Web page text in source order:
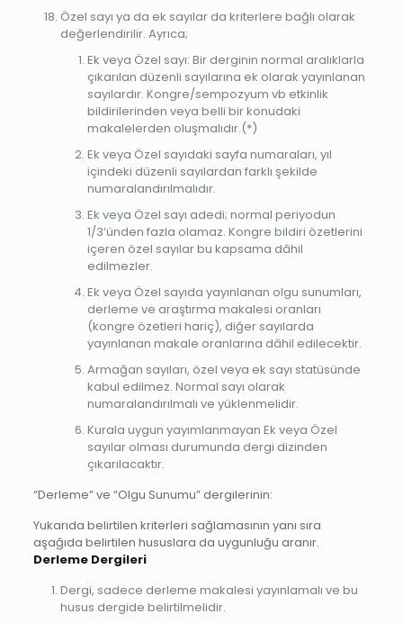
Özel sayı ya da ek sayılar da kriterlere bağlı olarak
değerlendirilir. Ayrıca;
Ek veya Özel sayı: Bir derginin normal aralıklarla
çıkarılan düzenli sayılarına ek olarak yayınlanan
sayılardır. Kongre/sempozyum vb etkinlik
bildirilerinden veya belli bir konudaki
makalelerden oluşmalıdır.(*)
Ek veya Özel sayıdaki sayfa numaraları, yıl
içindeki düzenli sayılardan farklı şekilde
numaralandırılmalıdır.
Ek veya Özel sayı adedi; normal periyodun
1/3’ünden fazla olamaz. Kongre bildiri özetlerini
içeren özel sayılar bu kapsama dâhil
edilmezler.
Ek veya Özel sayıda yayınlanan olgu sunumları,
derleme ve araştırma makalesi oranları
(kongre özetleri hariç), diğer sayılarda
yayınlanan makale oranlarına dâhil edilecektir.
Armağan sayıları, özel veya ek sayı statüsünde
kabul edilmez. Normal sayı olarak
numaralandırılmalı ve yüklenmelidir.
Kurala uygun yayımlanmayan Ek veya Özel
sayılar olması durumunda dergi dizinden
çıkarılacaktır.
“Derleme” ve “Olgu Sunumu” dergilerinin:
Yukarıda belirtilen kriterleri sağlamasının yanı sıra
aşağıda belirtilen hususlara da uygunluğu aranır.
Derleme Dergileri
Dergi, sadece derleme makalesi yayınlamalı ve bu
husus dergide belirtilmelidir.